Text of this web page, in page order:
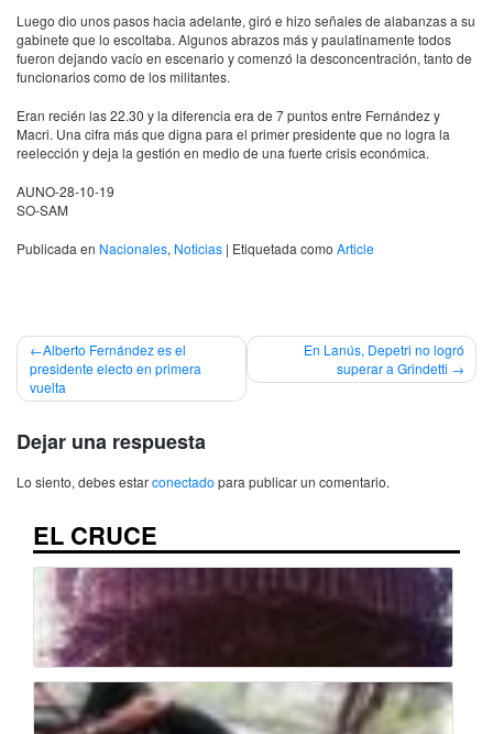
Luego dio unos pasos hacia adelante, giró e hizo señales de alabanzas a su
gabinete que lo escoltaba. Algunos abrazos más y paulatinamente todos
fueron dejando vacío en escenario y comenzó la desconcentración, tanto de
funcionarios como de los militantes.
Eran recién las 22.30 y la diferencia era de 7 puntos entre Fernández y
Macri. Una cifra más que digna para el primer presidente que no logra la
reelección y deja la gestión en medio de una fuerte crisis económica.
AUNO-28-10-19
SO-SAM
Publicada en Nacionales, Noticias | Etiquetada como Article
Navegación
de
Alberto Fernández es el
presidente electo en primera
vuelta
En Lanús, Depetri no logró
superar a Grindetti
Dejar una respuesta
Lo siento, debes estarconectado para publicar un comentario.
EL CRUCE